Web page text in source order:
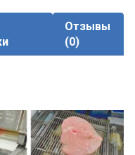
Отзывы
(0)